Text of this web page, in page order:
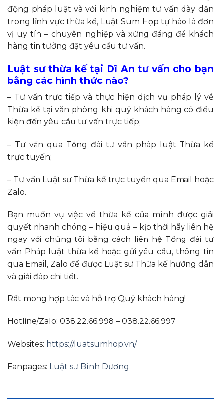
động pháp luật và với kinh nghiệm tư vấn dày dặn
trong lĩnh vực thừa kế, Luật Sum Họp tự hào là đơn
vị uy tín – chuyên nghiệp và xứng đáng để khách
hàng tin tưởng đặt yêu cầu tư vấn.
Luật sư thừa kế tại Dĩ An tư vấn cho bạn
bằng các hình thức nào?
– Tư vấn trực tiếp và thực hiện dịch vụ pháp lý về
Thừa kế tại văn phòng khi quý khách hàng có điều
kiện đến yêu cầu tư vấn trực tiếp;
– Tư vấn qua Tổng đài tư vấn pháp luật Thừa kế
trực tuyến;
– Tư vấn Luật sư Thừa kế trực tuyến qua Email hoặc
Zalo.
Bạn muốn vụ việc về thừa kế của mình được giải
quyết nhanh chóng – hiệu quả – kịp thời hãy liên hệ
ngay với chúng tôi bằng cách liên hệ Tổng đài tư
vấn Pháp luật thừa kế hoặc gửi yêu cầu, thông tin
qua Email, Zalo để được Luật sư Thừa kế hướng dẫn
và giải đáp chi tiết.
Rất mong hợp tác và hỗ trợ Quý khách hàng!
Hotline/Zalo: 038.22.66.998 – 038.22.66.997
Websites: https://luatsumhop.vn/
Fanpages: Luật sư Bình Dương